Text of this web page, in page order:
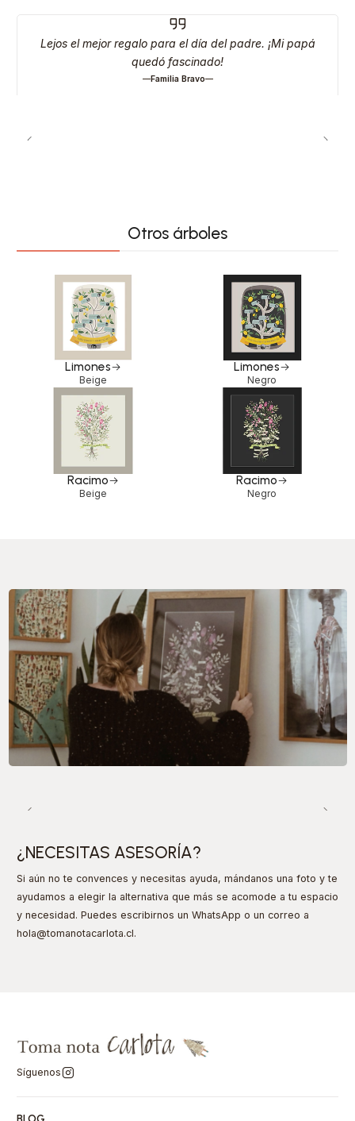
Lejos el mejor regalo para el día del padre. ¡Mi papá
quedó fascinado!
Familia Bravo
Otros árboles
Limones
Beige
Limones
Negro
Racimo
Beige
Racimo
Negro
¿NECESITAS ASESORÍA?
Si aún no te convences y necesitas ayuda, mándanos una foto y te
ayudamos a elegir la alternativa que más se acomode a tu espacio
y necesidad. Puedes escribirnos un WhatsApp o un correo a
hola@tomanotacarlota.cl.
Síguenos